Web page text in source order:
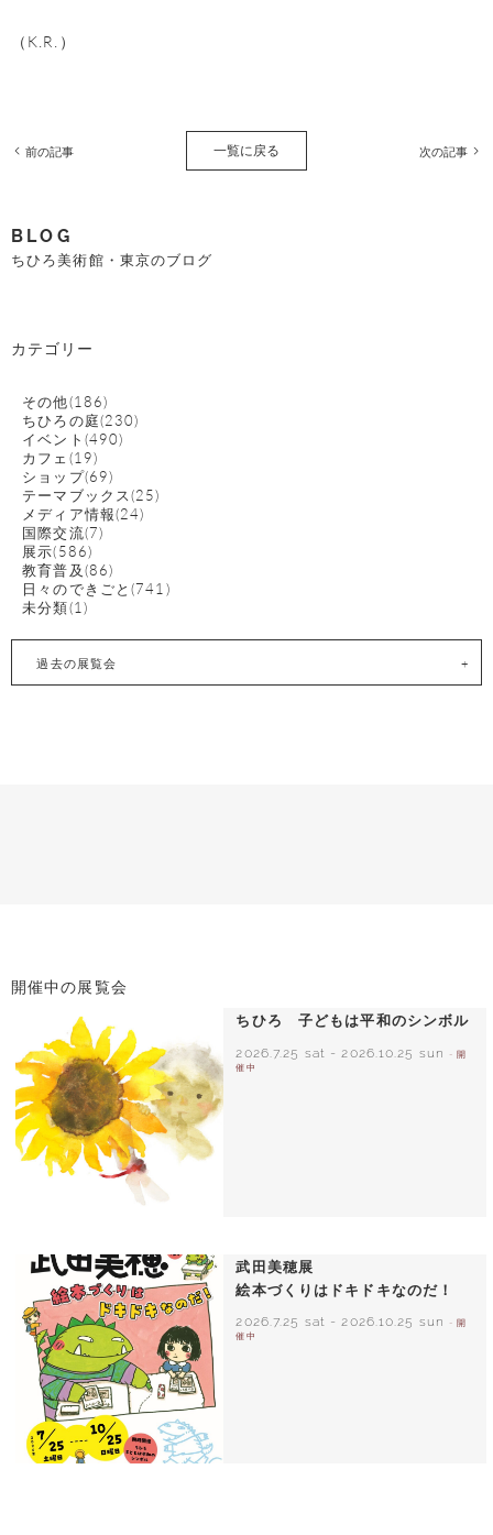
（K.R.）
前の記事 一覧に戻る 次の記事
BLOG
ちひろ美術館・東京のブログ
カテゴリー
その他(186)
ちひろの庭(230)
イベント(490)
カフェ(19)
ショップ(69)
テーマブックス(25)
メディア情報(24)
国際交流(7)
展示(586)
教育普及(86)
日々のできごと(741)
未分類(1)
過去の展覧会
開催中の展覧会
ちひろ 子どもは平和のシンボル
2026.7.25 sat -2026.10.25 sun
- 開
催中
武田美穂展
絵本づくりはドキドキなのだ！
2026.7.25 sat -2026.10.25 sun
- 開
催中